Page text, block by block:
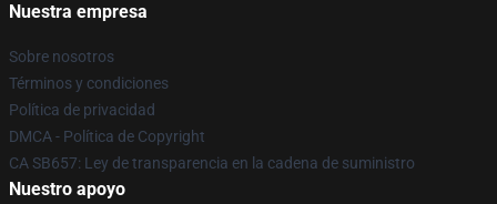
Nuestra empresa
Sobre nosotros
Términos y condiciones
Política de privacidad
DMCA - Política de Copyright
CA SB657: Ley de transparencia en la cadena de suministro
Nuestro apoyo